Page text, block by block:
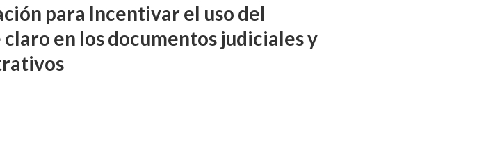
para Incentivar el uso del
claro en los documentos judiciales y